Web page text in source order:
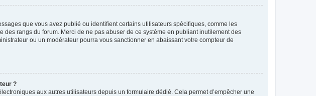
que vous avez publié ou identifient certains utilisateurs spécifiques, comme les
rangs du forum. Merci de ne pas abuser de ce système en publiant inutilement des
ou un modérateur pourra vous sanctionner en abaissant votre compteur de
?
aux autres utilisateurs depuis un formulaire dédié. Cela permet d’empêcher une